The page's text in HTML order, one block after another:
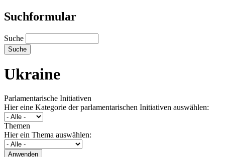
Suchformular
Suche
Ukraine
Parlamentarische Initiativen
Hier eine Kategorie der parlamentarischen Initiativen auswählen:
Themen
Hier ein Thema auswählen: